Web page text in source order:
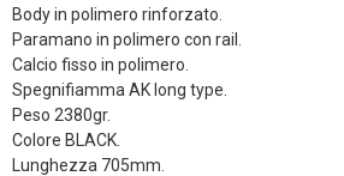
Body in polimero rinforzato.
Paramano in polimero con rail.
Calcio fisso in polimero.
Spegnifiamma AK long type.
Peso 2380gr.
Colore BLACK.
Lunghezza 705mm.